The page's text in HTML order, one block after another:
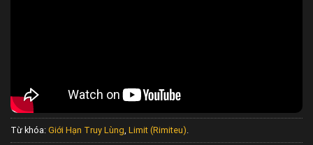
Từ khóa: Giới Hạn Truy Lùng Limit (Rimiteu)